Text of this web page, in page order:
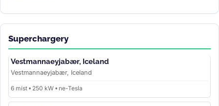
Superchargery
Vestmannaeyjabær, Iceland
Vestmannaeyjabær, Iceland
6 míst • 250 kW • ne-Tesla